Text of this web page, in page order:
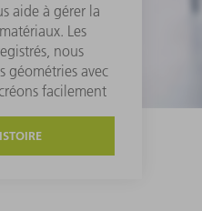
aide à gérer la
Les
nous
géométries avec
facilement